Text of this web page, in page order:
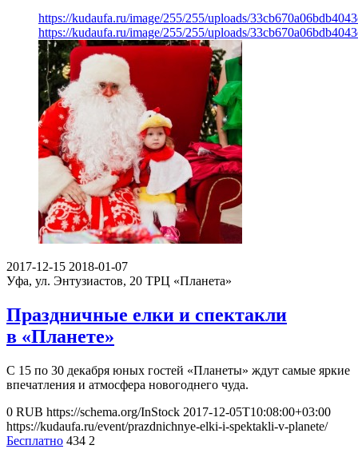
https://kudaufa.ru/image/255/255/uploads/
https://kudaufa.ru/image/255/255/uploads/
2017-12-15 2018-01-07
Уфа, ул. Энтузиастов, 20 ТРЦ «Планета»
Праздничные елки и спектакли
в «Планете»
С 15 по 30 декабря юных гостей «Планеты» ждут самые яркие
впечатления и атмосфера новогоднего чуда.
0 RUB https://schema.org/InStock 2017-12-05T10:08:00+03:00
https://kudaufa.ru/event/prazdnichnye-elki-i-spektakli-v-planete/
Бесплатно 434 2